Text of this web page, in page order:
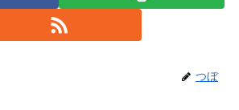
つぼ